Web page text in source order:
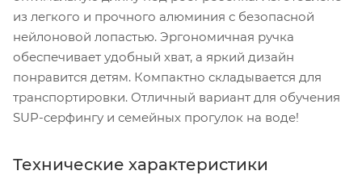
из легкого и прочного алюминия с безопасной
нейлоновой лопастью. Эргономичная ручка
обеспечивает удобный хват, а яркий дизайн
понравится детям. Компактно складывается для
транспортировки. Отличный вариант для обучения
SUP-серфингу и семейных прогулок на воде!
Технические характеристики